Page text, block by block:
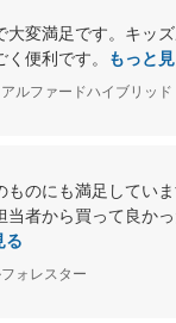
変満足です。キッズ
便利です。
もっと
ルファードハイブリッド
ものにも満足してい
当者から買って良か
る
ォレスター